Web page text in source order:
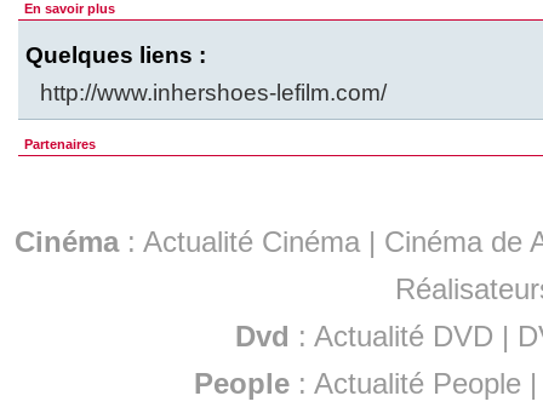
En savoir plus
Quelques liens :
http://www.inhershoes-lefilm.com/
Partenaires
Cinéma: Actualité Cinéma | Cinéma de
Dvd : Actualité DVD |
People :Actualité People